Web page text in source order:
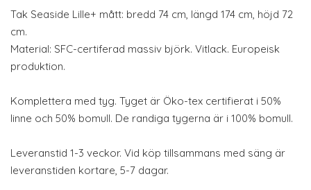
Tak Seaside Lille+ mått: bredd 74 cm, längd 174 cm, höjd 72
cm.
Material: SFC-certiferad massiv björk. Vitlack. Europeisk
produktion.
Komplettera med tyg. Tyget är Öko-tex certifierat i 50%
linne och 50% bomull. De randiga tygerna är i 100% bomull.
Leveranstid 1-3 veckor. Vid köp tillsammans med säng är
leveranstiden kortare, 5-7 dagar.